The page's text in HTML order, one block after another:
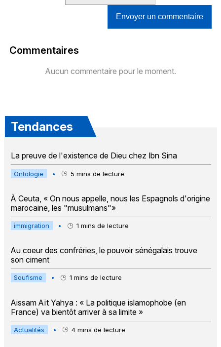
Envoyer un commentaire
Commentaires
Aucun commentaire pour le moment.
Tendances
La preuve de l'existence de Dieu chez Ibn Sina
Ontologie • 5 mins de lecture
À Ceuta, « On nous appelle, nous les Espagnols d'origine
marocaine, les "musulmans"»
immigration • 1 mins de lecture
Au coeur des confréries, le pouvoir sénégalais trouve
son ciment
Soufisme • 1 mins de lecture
Aissam Aït Yahya : « La politique islamophobe (en
France) va bientôt arriver à sa limite »
Actualités • 4 mins de lecture